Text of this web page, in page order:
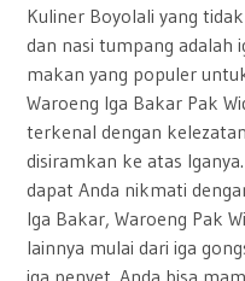
Kuliner Boyolali yang
dan nasi tumpang adalah
makan yang populer
Waroeng Iga Bakar Pak
terkenal dengan
disiramkan ke atas
dapat Anda nikmati
Iga Bakar, Waroeng Pak
lainnya mulai dari iga
iga penyet. Anda bisa